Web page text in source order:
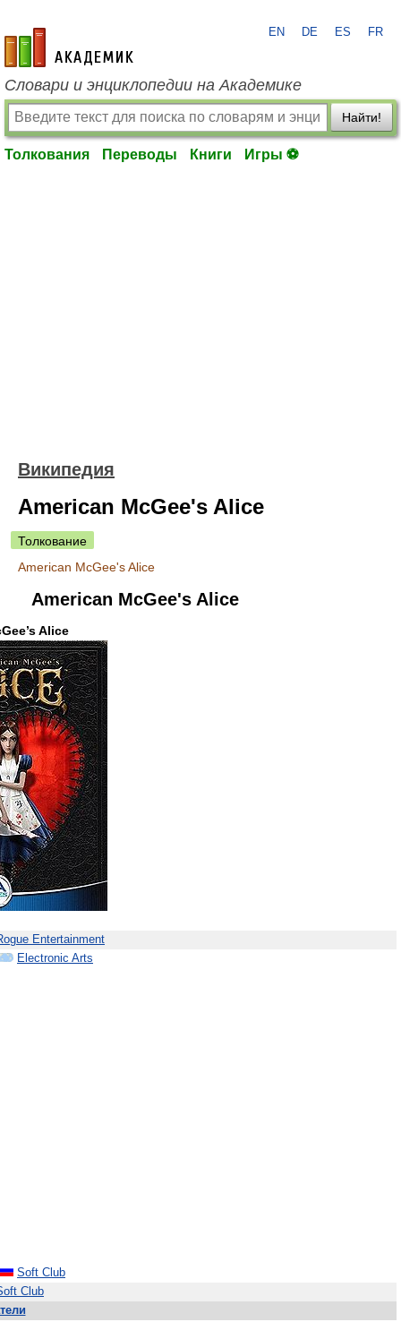
academic.ru
EN DE ES FR
Словари и энциклопедии на Академике
Найти!
Толкования Переводы Книги Игры ⚽
Википедия
American McGee's Alice
Толкование
American McGee's Alice
American McGee's Alice
Alice
Entertainment
Electronic Arts
Soft Club
Club